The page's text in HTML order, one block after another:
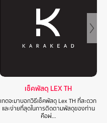
เช็คพัสดุ LEX TH
เกดจะมาบอกวิธีเช็คพัสดุ Lex TH ที่สะดวก
และง่ายที่สุดในการติดตามพัสดุของท่าน
คือผ่…